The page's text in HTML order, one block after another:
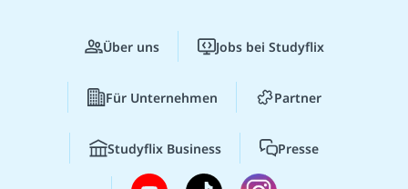
Über uns Jobs bei Studyflix
Für Unternehmen Partner
Studyflix Business Presse